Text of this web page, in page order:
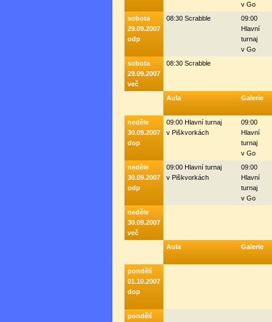
v Go
sobota
29.09.2007
odp
08:30 Scrabble
09:00
Hlavní
turnaj
v Go
sobota
29.09.2007
več
08:30 Scrabble
Aula Galerie
neděle
30.09.2007
dop
09:00 Hlavní turnaj
v Piškvorkách
09:00
Hlavní
turnaj
v Go
neděle
30.09.2007
odp
09:00 Hlavní turnaj
v Piškvorkách
09:00
Hlavní
turnaj
v Go
neděle
30.09.2007
več
Aula
Galerie
pondělí
01.10.2007
dop
pondělí